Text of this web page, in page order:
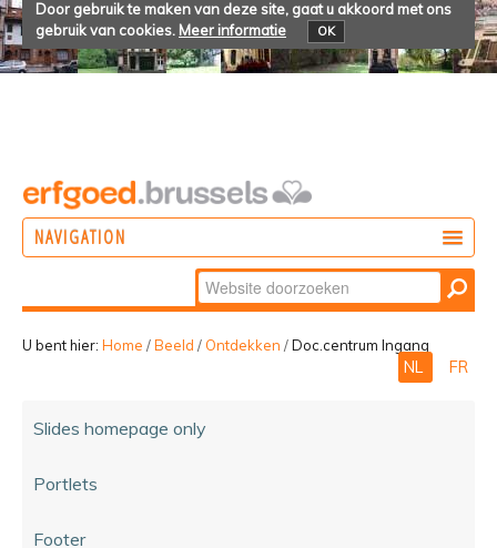
Door gebruik te maken van deze site, gaat u akkoord met ons
gebruik van cookies. Meer informatie OK
NAVIGATION
Zoek
Geavanceerd
zoeken...
U bent hier: Home /Beeld / Ontdekken /Doc.centrum Ingang
NL FR
Slides homepage only
Portlets
Footer